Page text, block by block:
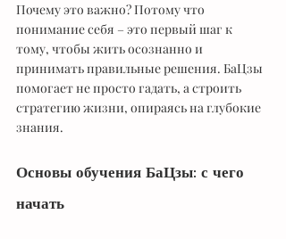
Почему это важно? Потому что
понимание себя – это первый шаг к
тому, чтобы жить осознанно и
принимать правильные решения. БаЦзы
помогает не просто гадать, а строить
стратегию жизни, опираясь на глубокие
знания.
Основы обучения БаЦзы: с чего
начать